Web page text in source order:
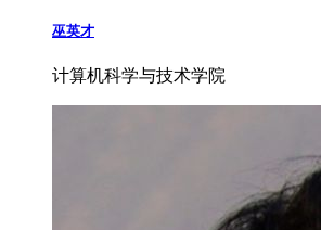
巫英才
计算机科学与技术学院